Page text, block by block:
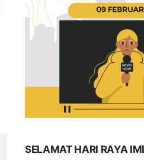
SELAMAT HARI RAYA